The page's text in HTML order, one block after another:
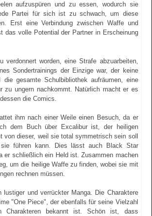
aufzuspüren und zu essen, wodurch sie
Partei für sich ist zu schwach, um diese
Erst eine Verbindung zwischen Waffe und
das volle Potential der Partner in Erscheinung
verdonnert worden, eine Strafe abzuarbeiten,
Sondertrainings der Einzige war, der keine
gesamte Schulbibliothek aufräumen, eine
zu ungern nachkommt. Natürlich macht er es
die Comics.
ihm nach einer Weile einen Besuch, da er
dem Buch über Excalibur ist, der heiligen
von dieser, weil sie total symmetrisch sein soll
führen kann. Dies lässt auch Black Star
er schließlich ein Held ist. Zusammen machen
um die heilige Waffe zu finden, wobei sie mit
rechnen müssen.
und verrückter Manga. Die Charaktere
"One Piece", der ebenfalls für seine Vielzahl
Charakteren bekannt ist. Schön ist, dass